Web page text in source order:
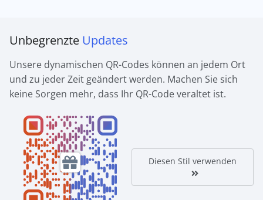
Unbegrenzte Updates
Unsere dynamischen QR-Codes können an jedem Ort
und zu jeder Zeit geändert werden. Machen Sie sich
keine Sorgen mehr, dass Ihr QR-Code veraltet ist.
Diesen Stil verwenden